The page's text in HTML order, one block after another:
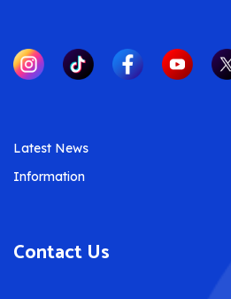
Latest News
Information
Contact Us